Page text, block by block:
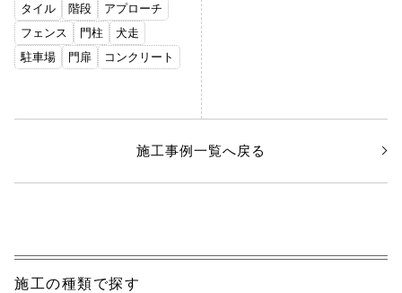
タイル
階段
アプローチ
フェンス
門柱
犬走
駐車場
門扉 コンクリート
施工事例一覧へ戻る
施工の種類で探す